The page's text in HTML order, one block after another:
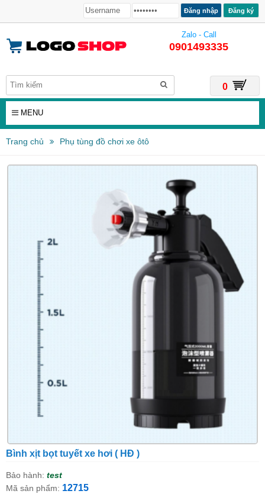
Đăng ký
Zalo - Call
0901493335
0
MENU
Trang chủ Phụ tùng đồ chơi xe ôtô
Bình xịt bọt tuyết xe hơi ( HĐ )
Bảo hành: test
Mã sản phẩm: 12715